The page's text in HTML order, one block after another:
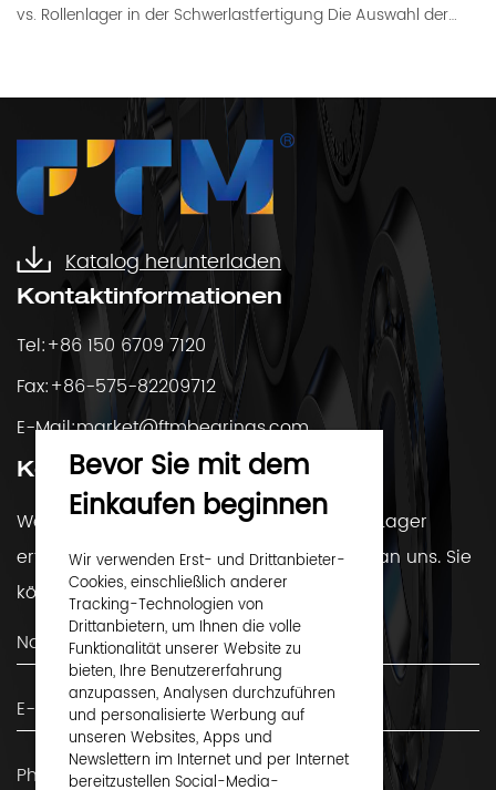
vs. Rollenlager in der Schwerlastfertigung Die Auswahl der
Katalog herunterladen
Kontaktinformationen
Tel:+86 150 6709 7120
Fax:+86-575-82209712
E-Mail:market@ftmbearings.com
Kontaktiere uns
Wenn Sie Fragen haben oder mehr über Lager
erfahren möchten, wenden Sie sich bitte an uns. Sie
können uns gerne kontaktieren!
Bevor Sie mit dem
Einkaufen beginnen
Wir verwenden Erst- und Drittanbieter-
Cookies, einschließlich anderer
Tracking-Technologien von
Drittanbietern, um Ihnen die volle
Funktionalität unserer Website zu
bieten, Ihre Benutzererfahrung
anzupassen, Analysen durchzuführen
und personalisierte Werbung auf
unseren Websites, Apps und
Newslettern im Internet und per Internet
bereitzustellen Social-Media-